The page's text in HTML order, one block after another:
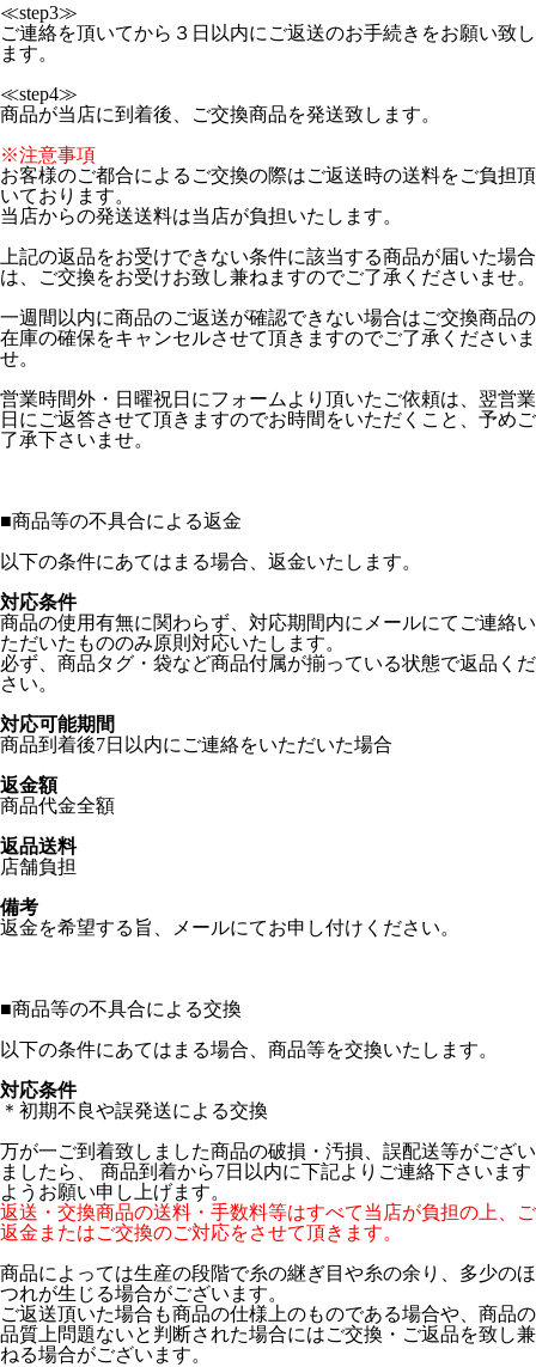
≪step3≫
ご連絡を頂いてから３日以内にご返送のお手続きをお願い致し
ます。
≪step4≫
商品が当店に到着後、ご交換商品を発送致します。
※注意事項
お客様のご都合によるご交換の際はご返送時の送料をご負担頂
いております。
当店からの発送送料は当店が負担いたします。
上記の返品をお受けできない条件に該当する商品が届いた場合
は、ご交換をお受けお致し兼ねますのでご了承くださいませ。
一週間以内に商品のご返送が確認できない場合はご交換商品の
在庫の確保をキャンセルさせて頂きますのでご了承くださいま
せ。
営業時間外・日曜祝日にフォームより頂いたご依頼は、翌営業
日にご返答させて頂きますのでお時間をいただくこと、予めご
了承下さいませ。
■商品等の不具合による返金
以下の条件にあてはまる場合、返金いたします。
対応条件
商品の使用有無に関わらず、対応期間内にメールにてご連絡い
ただいたもののみ原則対応いたします。
必ず、商品タグ・袋など商品付属が揃っている状態で返品くだ
さい。
対応可能期間
商品到着後7日以内にご連絡をいただいた場合
返金額
商品代金全額
返品送料
店舗負担
備考
返金を希望する旨、メールにてお申し付けください。
■商品等の不具合による交換
以下の条件にあてはまる場合、商品等を交換いたします。
対応条件
＊初期不良や誤発送による交換
万が一ご到着致しました商品の破損・汚損、誤配送等がござい
ましたら、 商品到着から7日以内に下記よりご連絡下さいます
ようお願い申し上げます。
返送・交換商品の送料・手数料等はすべて当店が負担の上、ご
返金またはご交換のご対応をさせて頂きます。
商品によっては生産の段階で糸の継ぎ目や糸の余り、多少のほ
つれが生じる場合がございます。
ご返送頂いた場合も商品の仕様上のものである場合や、商品の
品質上問題ないと判断された場合にはご交換・ご返品を致し兼
ねる場合がございます。